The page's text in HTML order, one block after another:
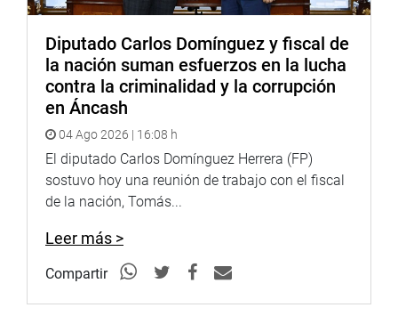
Diputado Carlos Domínguez y fiscal de
la nación suman esfuerzos en la lucha
contra la criminalidad y la corrupción
en Áncash
04 Ago 2026 | 16:08 h
El diputado Carlos Domínguez Herrera (FP)
sostuvo hoy una reunión de trabajo con el fiscal
de la nación, Tomás...
Leer más >
Compartir